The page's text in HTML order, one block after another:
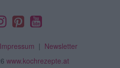
Impressum | Newsletter
www.kochrezepte.at